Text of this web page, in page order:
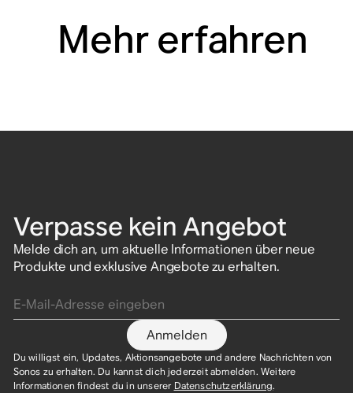
Mehr erfahren
Verpasse kein Angebot
Melde dich an, um aktuelle Informationen über neue
Produkte und exklusive Angebote zu erhalten.
Anmelden
Du willigst ein, Updates, Aktionsangebote und andere Nachrichten von
Sonos zu erhalten. Du kannst dich jederzeit abmelden. Weitere
Informationen findest du in unserer Datenschutzerklärung.​